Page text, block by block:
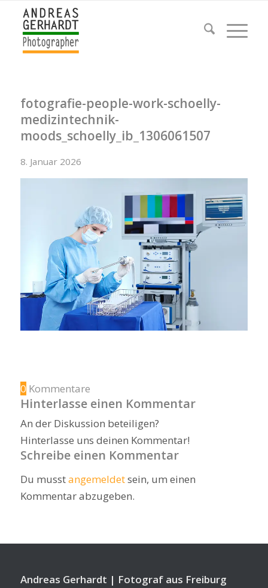
fotografie-people-work-schoelly-
medizintechnik-
moods_schoelly_ib_1306061507
8. Januar 2026
0 Kommentare
Hinterlasse einen Kommentar
An der Diskussion beteiligen?
Hinterlasse uns deinen Kommentar!
Schreibe einen Kommentar
Du musstangemeldetsein, um einen
Kommentar abzugeben.
Andreas Gerhardt | Fotograf aus Freiburg